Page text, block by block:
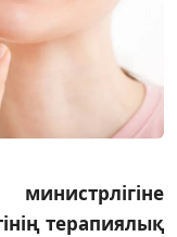
терапиялық